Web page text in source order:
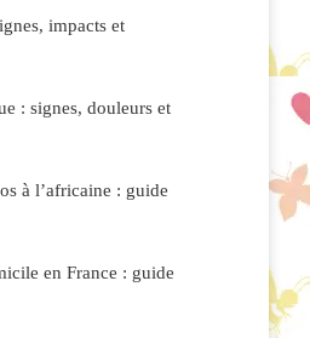
impacts et
: signes, douleurs et
à l’africaine : guide
en France : guide